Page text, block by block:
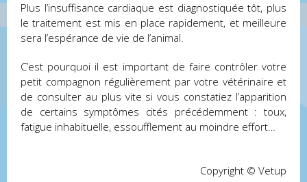
Plus l’insuffisance cardiaque est diagnostiquée tôt, plus
le traitement est mis en place rapidement, et meilleure
sera l’espérance de vie de l’animal.
C’est pourquoi il est important de faire contrôler votre
petit compagnon régulièrement par votre vétérinaire et
de consulter au plus vite si vous constatiez l’apparition
de certains symptômes cités précédemment : toux,
fatigue inhabituelle, essoufflement au moindre effort…
Copyright © Vetup